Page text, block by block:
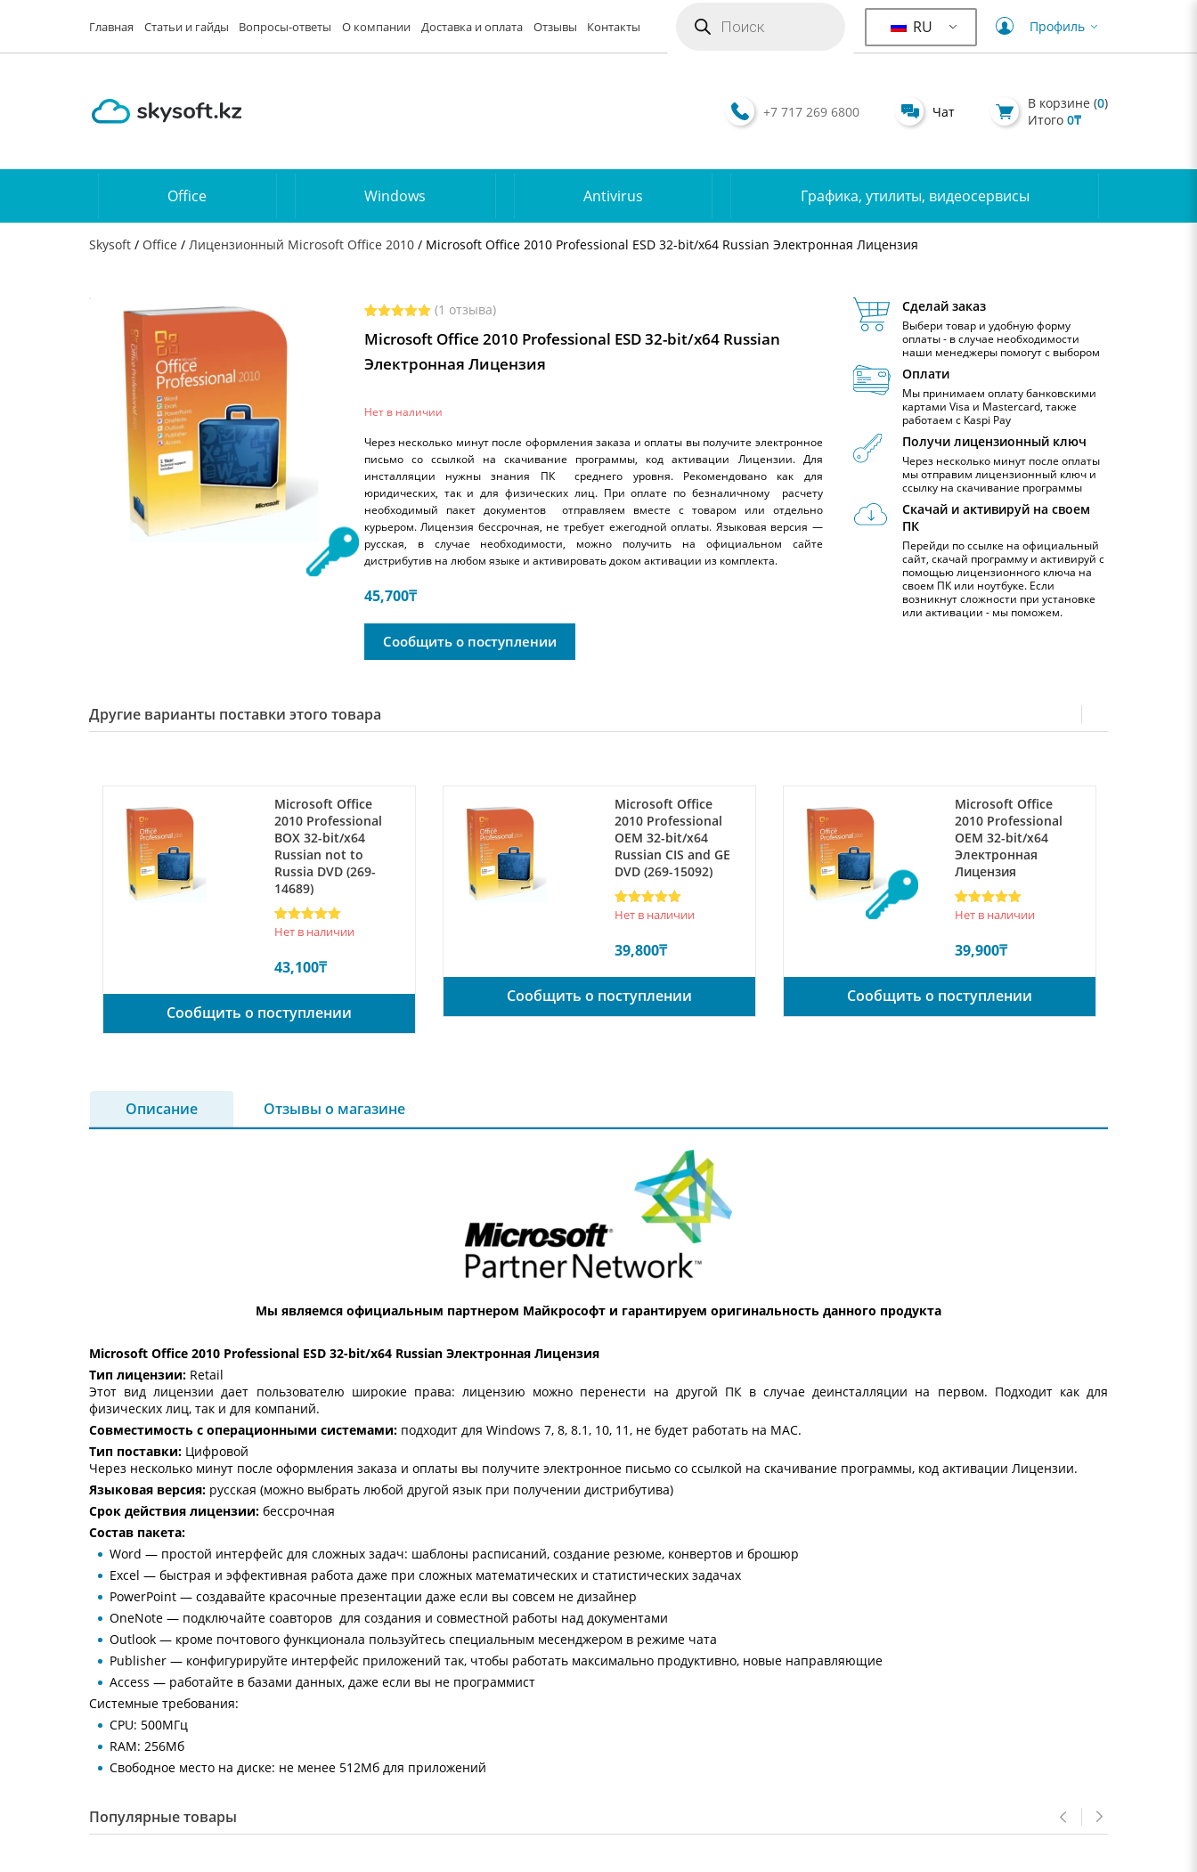
Главная Статьи и гайды Вопросы-ответы О компании Доставка и оплата Отзывы Контакты товаров RU Профиль
+7 717 269 6800 Чат В корзине (0)
Итого 0₸
Office Windows Antivirus Графика, утилиты, видеосервисы
Skysoft / Office / Лицензионный Microsoft Office 2010 / Microsoft Office 2010 Professional ESD 32-bit/x64 Russian Электронная Лицензия
из 5 на
опроса
пользователя
(1 отзыва)
Microsoft Office 2010 Professional ESD 32-bit/x64 Russian
Электронная Лицензия
Нет в наличии
Через несколько минут после оформления заказа и оплаты вы получите электронное
письмо со ссылкой на скачивание программы, код активации Лицензии. Для
инсталляции нужны знания ПК среднего уровня. Рекомендовано как для
юридических, так и для физических лиц. При оплате по безналичному расчету
необходимый пакет документов отправляем вместе с товаром или отдельно
курьером. Лицензия бессрочная, не требует ежегодной оплаты. Языковая версия —
русская, в случае необходимости, можно получить на официальном сайте
дистрибутив на любом языке и активировать доком активации из комплекта.
45,700₸
Сообщить о поступлении
Сделай заказ
Выбери товар и удобную форму
оплаты - в случае необходимости
наши менеджеры помогут с выбором
Оплати
Мы принимаем оплату банковскими
картами Visa и Mastercard, также
работаем с Kaspi Pay
Получи лицензионный ключ
Через несколько минут после оплаты
мы отправим лицензионный ключ и
ссылку на скачивание программы
Скачай и активируй на своем
ПК
Перейди по ссылке на официальный
сайт, скачай программу и активируй с
помощью лицензионного ключа на
своем ПК или ноутбуке. Если
возникнут сложности при установке
или активации - мы поможем.
Другие варианты поставки этого товара
Microsoft Office
2010 Professional
BOX 32-bit/x64
Russian not to
Russia DVD (269-
14689)
Рейтинг5
опроса
1
Нет в наличии
43,100₸
Сообщить о поступлении
Microsoft Office
2010 Professional
ОЕМ 32-bit/x64
Russian CIS and GE
DVD (269-15092)
Рейтинг5
опроса
1
Нет в наличии
39,800₸
Сообщить о поступлении
Microsoft Office
2010 Professional
ОЕМ 32-bit/x64
Электронная
Лицензия
Рейтинг5
опроса
1
Нет в наличии
39,900₸
Сообщить о поступлении
Описание Отзывы о магазине
Мы являемся официальным партнером Майкрософт и гарантируем оригинальность данного продукта
Microsoft Office 2010 Professional ESD 32-bit/x64 Russian Электронная Лицензия
Тип лицензии: Retail
Этот вид лицензии дает пользователю широкие права: лицензию можно перенести на другой ПК в случае деинсталляции на первом. Подходит как для
физических лиц, так и для компаний.
Совместимость с операционными системами: подходит для Windows 7, 8, 8.1, 10, 11, не будет работать на МАС.
Тип поставки: Цифровой
Через несколько минут после оформления заказа и оплаты вы получите электронное письмо со ссылкой на скачивание программы, код активации Лицензии.
Языковая версия: русская (можно выбрать любой другой язык при получении дистрибутива)
Срок действия лицензии: бессрочная
Состав пакета:
Word — простой интерфейс для сложных задач: шаблоны расписаний, создание резюме, конвертов и брошюр
Excel — быстрая и эффективная работа даже при сложных математических и статистических задачах
PowerPoint — создавайте красочные презентации даже если вы совсем не дизайнер
OneNote — подключайте соавторов для создания и совместной работы над документами
Outlook — кроме почтового функционала пользуйтесь специальным месенджером в режиме чата
Publisher — конфигурируйте интерфейс приложений так, чтобы работать максимально продуктивно, новые направляющие
Access — работайте в базами данных, даже если вы не программист
Системные требования:
CPU: 500МГц
RAM: 256Мб
Свободное место на диске: не менее 512Мб для приложений
Популярные товары Previous
Next